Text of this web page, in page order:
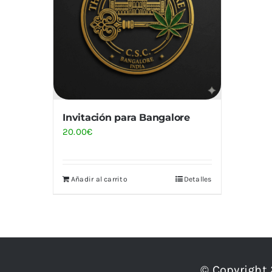
Invitación para Bangalore
20.00€
Añadir al carrito Detalles